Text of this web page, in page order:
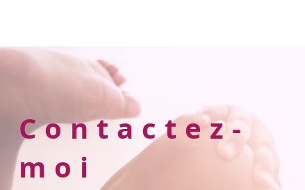
Contactez-
moi